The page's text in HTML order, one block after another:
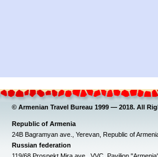
© Armenian Travel Bureau 1999 — 2018. All
Republic of Armenia
24B Bagramyan ave., Yerevan, Republic of
Russian federation